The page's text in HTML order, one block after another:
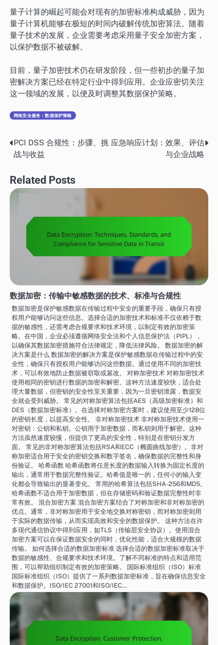
量子计算的崛起可能会对现有的加密标准构成威胁，因为
量子计算机能够在极短的时间内破解传统加密算法。随着
量子技术的发展，企业需要考虑采用量子安全加密方案，
以保护数据不被破解。
目前，量子加密技术仍在研发阶段，但一些初步的量子加
密解决方案已经在特定行业中得到应用。企业应密切关注
这一领域的发展，以便及时调整其数据保护策略。
网络安全服务：数据保护策略
Post
navigation
PCI DSS 合规性：步骤、挑
战与收益
应急响应计划：效果、评估
与企业战略
Related Posts
数据加密：传输中敏感数据的技术、标准与合规性
数据加密是保护敏感数据在传输过程中安全的重要手段，确保只有授
权用户能够访问这些信息。选择合适的加密技术和标准不仅依赖于数
据的敏感性，还需考虑合规要求和技术环境，以制定有效的加密策
略。在中国，企业必须遵循网络安全法和个人信息保护法（PIPL），
以确保其数据加密措施符合法律规定，降低法律风险。 数据加密的解
决方案是什么 数据加密的解决方案是保护敏感数据在传输过程中的安
全性，确保只有授权用户能够访问这些数据。通过使用不同的加密技
术，可以有效地防止数据被窃取或篡改。 对称加密技术 对称加密技术
使用相同的密钥进行数据的加密和解密。这种方法速度较快，适合处
理大量数据，但密钥的安全性至关重要，因为一旦密钥泄露，数据安
全就会受到威胁。 常见的对称加密算法包括AES（高级加密标准）和
DES（数据加密标准）。在选择对称加密方案时，建议使用至少128位
的密钥长度，以提高安全性。 非对称加密技术 非对称加密技术使用一
对密钥：公钥和私钥。公钥用于加密数据，而私钥则用于解密。这种
方法虽然速度较慢，但提供了更高的安全性，特别是在密钥分发方
面。 常见的非对称加密算法包括RSA和ECC（椭圆曲线加密）。非对
称加密适合用于安全的密钥交换和数字签名，确保数据的完整性和身
份验证。 哈希函数 哈希函数将任意长度的数据输入转换为固定长度的
输出，通常用于数据完整性验证。哈希值是唯一的，任何小的输入变
化都会导致输出的显著变化。 常用的哈希算法包括SHA-256和MD5。
哈希函数不适合用于加密数据，但在存储密码和验证数据完整性时非
常有效。 混合加密方案 混合加密方案结合了对称加密和非对称加密的
优点。通常，非对称加密用于安全地交换对称密钥，而对称加密则用
于实际的数据传输，从而实现高效和安全的数据保护。 这种方法在许
多现代通信协议中得到应用，如TLS（传输层安全协议）。使用混合
加密方案可以在保证数据安全的同时，优化性能，适合大规模的数据
传输。 如何选择合适的数据加密标准 选择合适的数据加密标准取决于
数据的敏感性、合规要求和技术环境。了解不同标准的特点和适用范
围，可以帮助组织制定有效的加密策略。 国际标准组织（ISO）标准
国际标准组织（ISO）提供了一系列数据加密标准，旨在确保信息安全
和数据保护。ISO/IEC 27001和ISO/IEC…